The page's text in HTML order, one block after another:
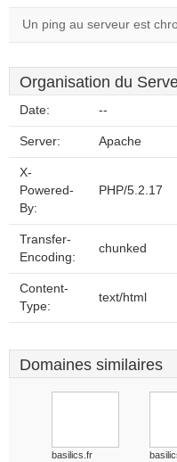
Un ping au serveur est
Organisation du
Date: --
Server: Apache
X-
Powered-
By:
PHP/5.2.17
Transfer-
Encoding:
chunked
Content-
Type:
text/html
Domaines similaires
basilics.fr